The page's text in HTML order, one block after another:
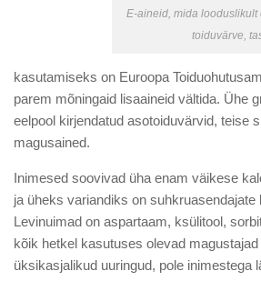
E-aineid, mida
toiduvärve,
kasutamiseks on Euroopa
parem mõningaid lisaaineid vältida. Ühe
eelpool kirjendatud asotoiduvärvid, teise
magusained.
Inimesed soovivad üha enam väikese
ja üheks variandiks on suhkruasendajate
Levinuimad on aspartaam, ksülitool,
kõik hetkel kasutuses olevad magustajad
üksikasjalikud uuringud, pole inimestega